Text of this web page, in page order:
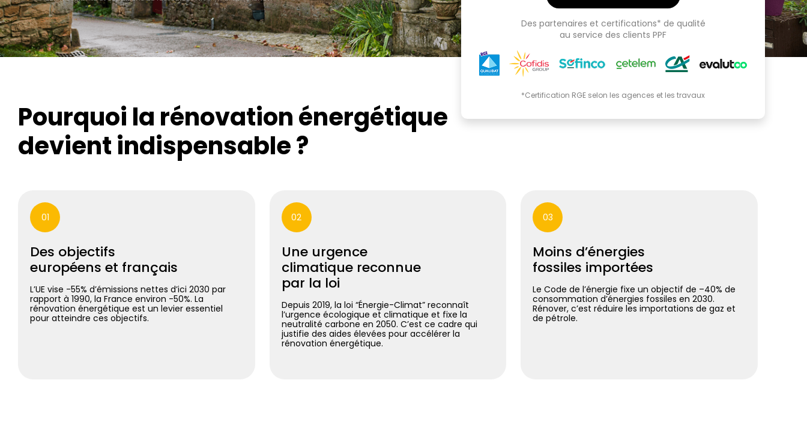
Des partenaires et certifications* de qualité
au service des clients PPF
*Certification RGE selon les agences et les travaux
Pourquoi la rénovation énergétique
devient indispensable ?
01
Des objectifs
européens et français
L’UE vise -55% d’émissions nettes d’ici 2030 par
rapport à 1990, la France environ -50%. La
rénovation énergétique est un levier essentiel
pour atteindre ces objectifs.
02
Une urgence
climatique reconnue
par la loi
Depuis 2019, la loi “Énergie-Climat” reconnaît
l’urgence écologique et climatique et fixe la
neutralité carbone en 2050. C’est ce cadre qui
justifie des aides élevées pour accélérer la
rénovation énergétique.
03
Moins d’énergies
fossiles importées
Le Code de l’énergie fixe un objectif de –40% de
consommation d’énergies fossiles en 2030.
Rénover, c’est réduire les importations de gaz et
de pétrole.